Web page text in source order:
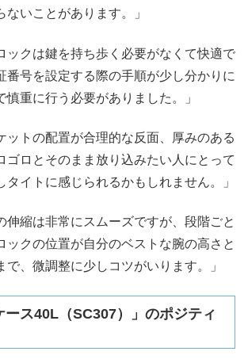
ないことがあります。」
ックは鍵を持ち歩く必要がなくて快適で
番号を設定する際の手順が少し分かりに
慎重に行う必要がありました。」
ットの配置が合理的な反面、厚みのある
ゴロとそのまま放り込みたい人にとって
タイトに感じられるかもしれません。」
伸縮は非常にスムーズですが、段階ごと
ックの位置が自分のベストな腕の高さと
で、微調整に少しコツがいります。」
ース40L（SC307）」のポジティ